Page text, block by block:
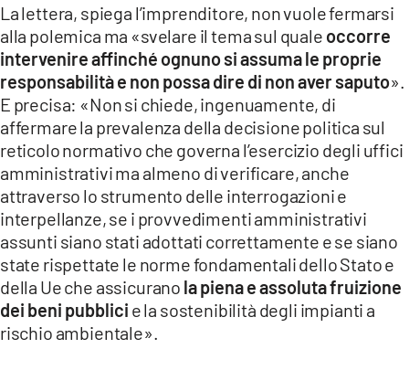
La lettera, spiega l’imprenditore, non vuole fermarsi
alla polemica ma «svelare il tema sul quale occorre
intervenire affinché ognuno si assuma le proprie
responsabilità e non possa dire di non aver saputo».
E precisa: «Non si chiede, ingenuamente, di
affermare la prevalenza della decisione politica sul
reticolo normativo che governa l’esercizio degli uffici
amministrativi ma almeno di verificare, anche
attraverso lo strumento delle interrogazioni e
interpellanze, se i provvedimenti amministrativi
assunti siano stati adottati correttamente e se siano
state rispettate le norme fondamentali dello Stato e
della Ue che assicurano la piena e assoluta fruizione
dei beni pubblici e la sostenibilità degli impianti a
rischio ambientale».